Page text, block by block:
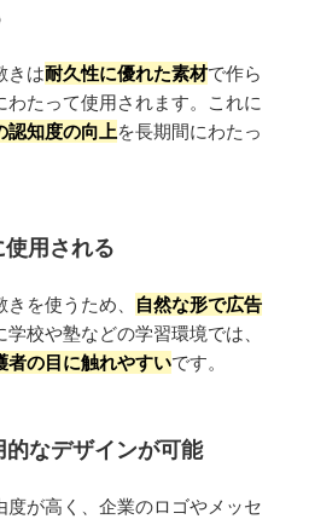
きは耐久性に優れた素材で作ら
たって使用されます。これに
認知度の向上を長期間にわたっ
用される
を使うため、 自然な形で広告
校や塾などの学習環境では、
者の目に触れやすいです。
なデザインが可能
が高く、企業のロゴやメッセ